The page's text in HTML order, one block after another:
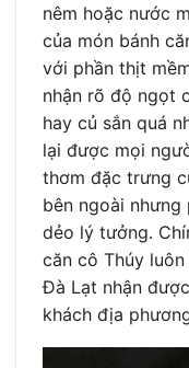
nêm hoặc nước
của món bánh
với phần thịt
nhận rõ độ ngọt
hay củ sắn quá
lại được mọi
thơm đặc trưng
bên ngoài
dẻo lý tưởng.
căn cô Thúy
Đà Lạt nhận
khách địa